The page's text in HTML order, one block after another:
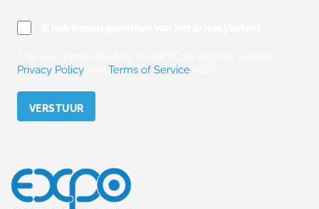
Privacy Policy
Terms of Service